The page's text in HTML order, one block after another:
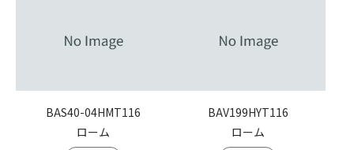
BAS40-04HMT116
ローム
BAV199HYT116
ローム